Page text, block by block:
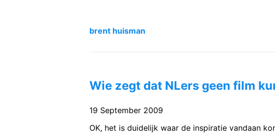
brent huisman
Wie zegt dat NLers geen film
19 September 2009
OK, het is duidelijk waar de inspiratie vandaan